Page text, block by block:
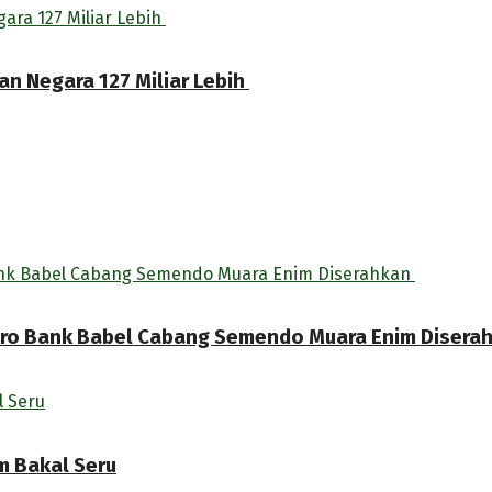
Negara 127 Miliar Lebih
Bank Babel Cabang Semendo Muara Enim
Bakal Seru